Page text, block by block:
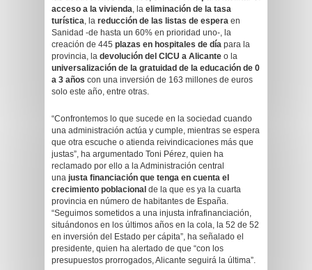
acceso a la vivienda, la eliminación de la tasa
turística, la reducción de las listas de espera en
Sanidad -de hasta un 60% en prioridad uno-, la
creación de 445 plazas en hospitales de día para la
provincia, la devolución del CICU a Alicante o la
universalización de la gratuidad de la educación de 0
a 3 años con una inversión de 163 millones de euros
solo este año, entre otras.
“Confrontemos lo que sucede en la sociedad cuando
una administración actúa y cumple, mientras se espera
que otra escuche o atienda reivindicaciones más que
justas”, ha argumentado Toni Pérez, quien ha
reclamado por ello a la Administración central
una justa financiación que tenga en cuenta el
crecimiento poblacional de la que es ya la cuarta
provincia en número de habitantes de España.
“Seguimos sometidos a una injusta infrafinanciación,
situándonos en los últimos años en la cola, la 52 de 52
en inversión del Estado per cápita”, ha señalado el
presidente, quien ha alertado de que “con los
presupuestos prorrogados, Alicante seguirá la última”.